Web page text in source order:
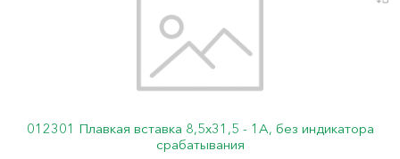
012301 Плавкая вставка 8,5х31,5 - 1А, без индикатора
срабатывания